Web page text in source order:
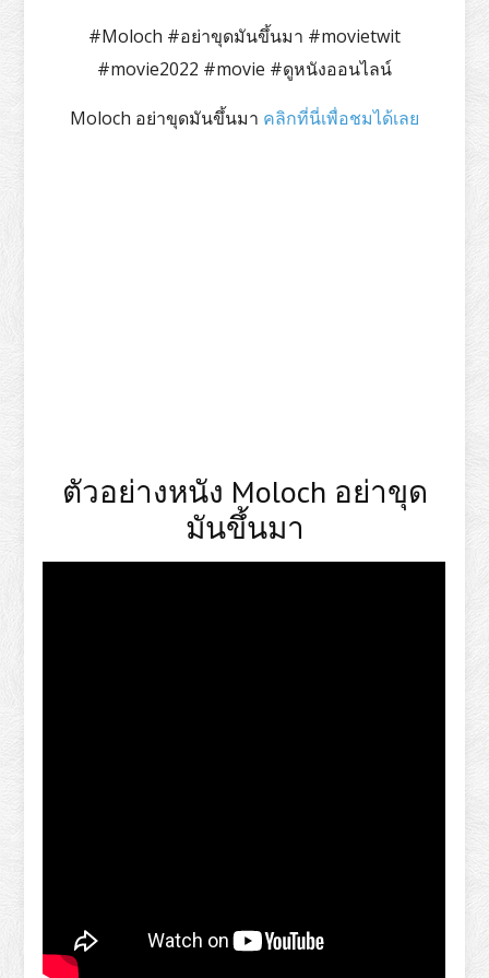
#Moloch #อย่าขุดมันขึ้นมา #movietwit
#movie2022 #movie #ดูหนังออนไลน์
Moloch อย่าขุดมันขึ้นมา คลิกที่นี่เพื่อชมได้เลย
ตัวอย่างหนัง Moloch อย่าขุด
มันขึ้นมา